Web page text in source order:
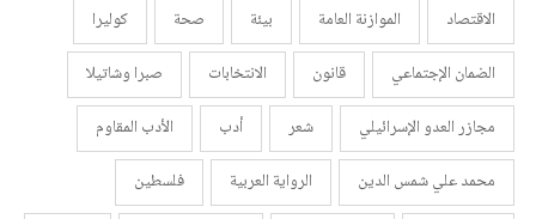
الاقتصاد
الموازنة العامة بيئة صحة
كوليرا
الضمان الإجتماعي
قانون الانتخابات
صبرا وشاتيلا
مجازر العدو الإسرائيلي
شعر أدب
الأدب المقاوم
محمد علي شمس الدين
الرواية العربية
فلسطين